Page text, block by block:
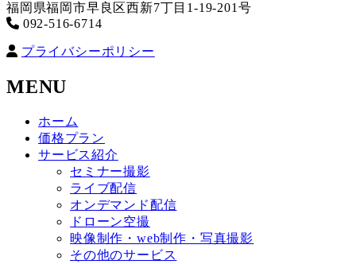
福岡県福岡市早良区西新7丁目1-19-201号
092-516-6714
プライバシーポリシー
MENU
ホーム
価格プラン
サービス紹介
セミナー撮影
ライブ配信
オンデマンド配信
ドローン空撮
映像制作・web制作・写真撮影
その他のサービス